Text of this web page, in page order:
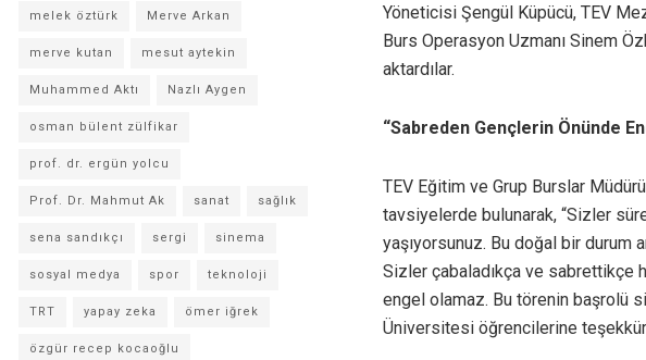
Yöneticisi Şengül Küpücü, TEV
Burs Operasyon Uzmanı Sinem
aktardılar.
“Sabreden Gençlerin Önünde
TEV Eğitim ve Grup Burslar
tavsiyelerde bulunarak, “Sizler
yaşıyorsunuz. Bu doğal bir durum
Sizler çabaladıkça ve sabrettikçe
engel olamaz. Bu törenin başrolü
Üniversitesi öğrencilerine
melek öztürk Merve Arkan
merve kutan mesut aytekin
Muhammed Aktı Nazlı Aygen
osman bülent zülfikar
prof. dr. ergün yolcu
Prof. Dr. Mahmut Ak sanat sağlık
sena sandıkçı sergi sinema
sosyal medya spor teknoloji
TRT yapay zeka ömer iğrek
özgür recep kocaoğlu